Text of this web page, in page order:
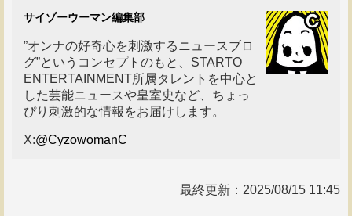
サイゾーウーマン編集部
”オンナの好奇心を刺激するニュースブロ
グ”というコンセプトのもと、STARTO
ENTERTAINMENT所属タレントを中心と
した芸能ニュースや皇室史など、ちょっ
ぴり刺激的な情報をお届けします。
X:@CyzowomanC
最終更新： 2025/08/15 11:45